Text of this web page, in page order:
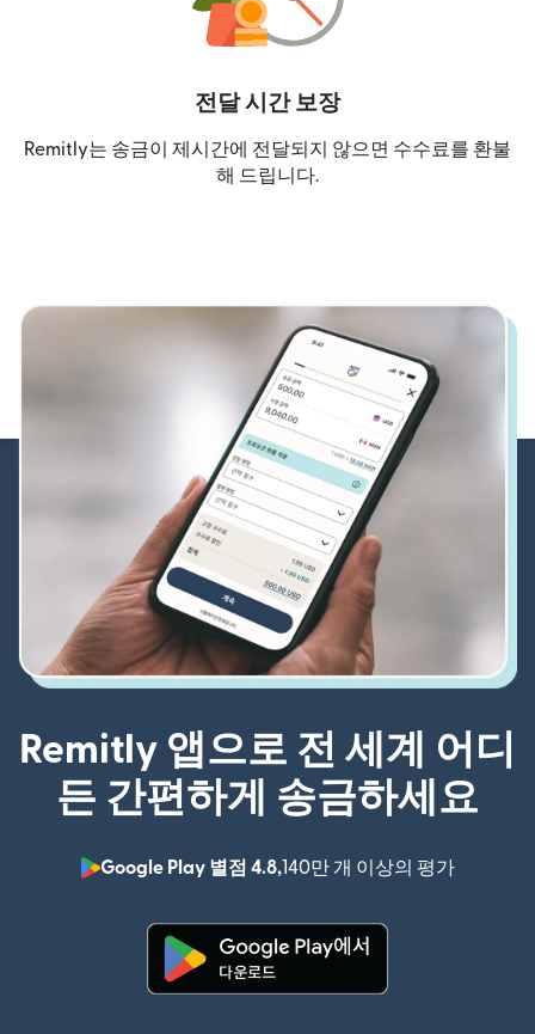
전달 시간 보장
Remitly는 송금이 제시간에 전달되지 않으면 수수료를 환불
해 드립니다.
Remitly 앱으로 전 세계 어디
든 간편하게 송금하세요
Google Play 별점 4.8,140만 개 이상의 평가